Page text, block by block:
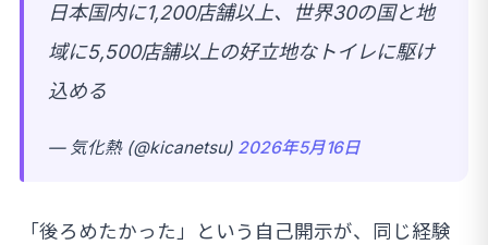
日本国内に1,200店舗以上、世界30の国と地
域に5,500店舗以上の好立地なトイレに駆け
込める
— 気化熱 (@kicanetsu) 2026年5月16日
「後ろめたかった」という自己開示が、同じ経験